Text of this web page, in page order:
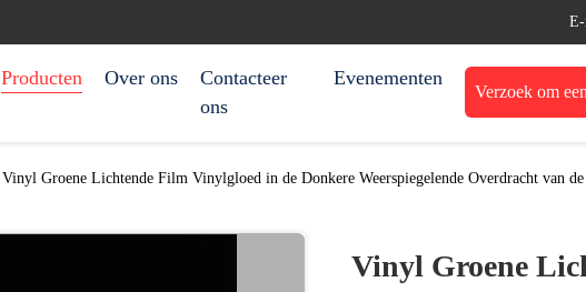
Producten Over ons
Contacteer
ons
Evenementen
Verzoek om
Vinyl Groene Lichtende Film Vinylgloed in de Donkere Weerspiegelende Overdracht van
Vinyl Groene